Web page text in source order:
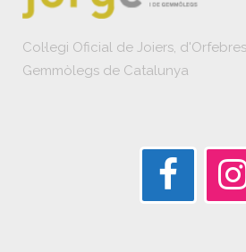
Col·legi Oficial de Joiers,
Gemmòlegs de Catalunya